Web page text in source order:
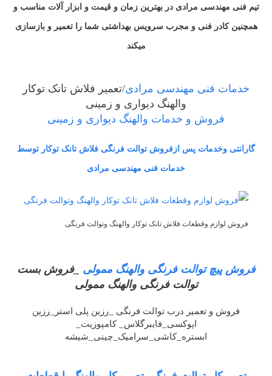
تیم فنی مهندسی مرادی در بهترین زمان و قیمت و ابزار آلات مناسب و
همچنین کادر فنی و مجرب سرویس بهداشتی شما را تعمیر و بازسازی
میکند
خدمات فنی مهندسی مرادی/تعمیر فلاش تانک توکار
والهنگ دیواری و زمینی
فروش و خدمات والهنگ دیواری و زمینی
گارانتی وخدمات پس ازفروش توالت فرنگی فلاش تانک توکار توسط
خدمات فنی مهندسی مرادی
فروش لوازم وقطعات فلاش تانک توکار والهنگ وتوالت فرنگی
فروش پیچ توالت فرنگی والهنگ ممولی _فروش بست
توالت فرنگی والهنگ ممولی
فروش و تعمیر درب توالت فرنگی _رزین پلی استر_رزین
اپوکسی_فایبرگلاس_ کامپوزیت_
ابستره_کاشی_سرامیک_چینی_شیشه